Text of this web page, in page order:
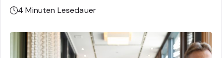
4 Minuten Lesedauer